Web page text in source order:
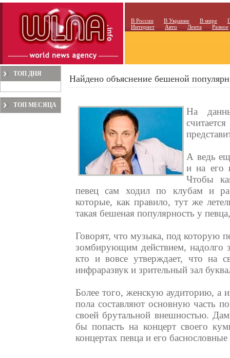
В России В Украине В мире
Интернет
Авто Лента Разное
ТОП ДНЯ
ТОП МЕСЯЦА
Найдено объяснение бешеной
На
А ведь
и на его
Чтобы
певец сам ходил по клубам и
которые, как правило, тут же
такая бешеная популярность у
Говорят, что музыка, под которую
зомбирующим действием, надолго
кто и вовсе утверждает, что на
инфраразвук и зрительный зал
Более того, женскую аудиторию, а
пола составляют основную часть
своей брутальной внешностью.
бы попасть на концерт своего
концертах певца и его